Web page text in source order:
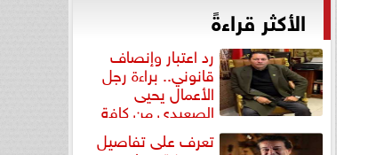
الأكثر قراءةً
رد اعتبار وإنصاف
قانوني.. براءة رجل
الأعمال يحيى
الصعيدي من كافة
التهم... تعرف على تفاصيل